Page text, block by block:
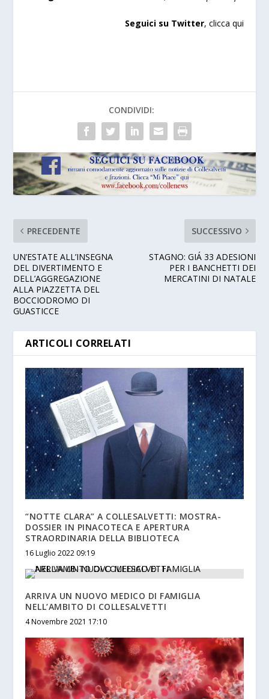
Seguici su Twitter, clicca qui
CONDIVIDI:
PRECEDENTE
UN’ESTATE ALL’INSEGNA
DEL DIVERTIMENTO E
DELL’AGGREGAZIONE
ALLA PIAZZETTA DEL
BOCCIODROMO DI
GUASTICCE
SUCCESSIVO
STAGNO: GIÁ 33 ADESIONI
PER I BANCHETTI DEI
MERCATINI DI NATALE
ARTICOLI CORRELATI
“NOTTE CLARA” A COLLESALVETTI: MOSTRA-
DOSSIER IN PINACOTECA E APERTURA
STRAORDINARIA DELLA BIBLIOTECA
16 Luglio 2022 09:19
ARRIVA UN NUOVO MEDICO DI FAMIGLIA
NELL’AMBITO DI COLLESALVETTI
4 Novembre 2021 17:10